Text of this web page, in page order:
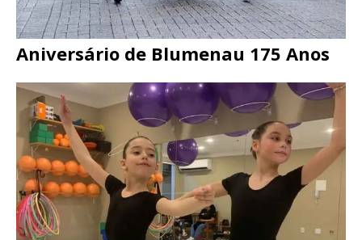
Aniversário de Blumenau 175 Anos